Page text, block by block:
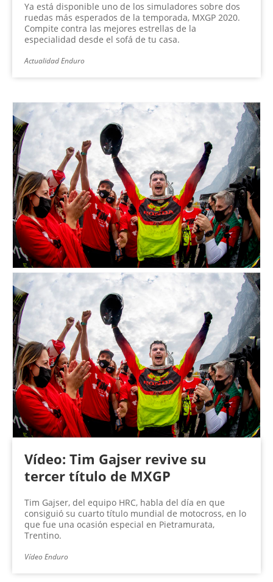
Ya está disponible uno de los simuladores sobre dos
ruedas más esperados de la temporada, MXGP 2020.
Compite contra las mejores estrellas de la
especialidad desde el sofá de tu casa.
Actualidad Enduro
Vídeo: Tim Gajser revive su
tercer título de MXGP
Tim Gajser, del equipo HRC, habla del día en que
consiguió su cuarto título mundial de motocross, en lo
que fue una ocasión especial en Pietramurata,
Trentino.
Vídeo Enduro